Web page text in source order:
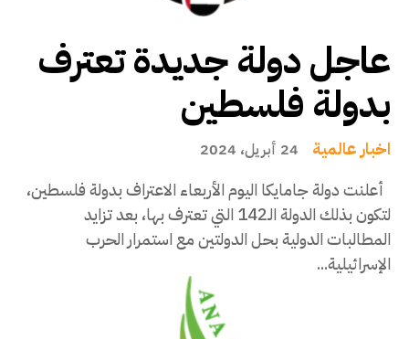
عاجل دولة جديدة تعترف
بدولة فلسطين
اخبار عالمية 24 أبريل، 2024
أعلنت دولة جامايكا اليوم الأربعاء الاعتراف بدولة فلسطين،
لتكون بذلك الدولة الـ142 التي تعترف بها، بعد تزايد
المطالبات الدولية بحل الدولتين مع استمرار الحرب
الإسرائيلية...